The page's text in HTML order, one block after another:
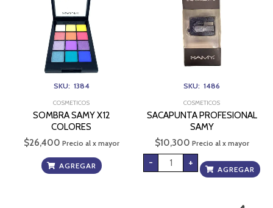
SKU: 1384
COSMETICOS
SOMBRA SAMY X12
COLORES
$26,400 Precio al x mayor
AGREGAR
SKU: 1486
COSMETICOS
SACAPUNTA PROFESIONAL
SAMY
$10,300 Precio al x mayor
- +
AGREGAR